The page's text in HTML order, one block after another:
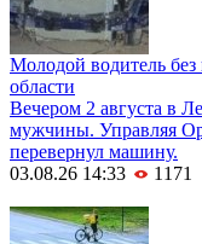
Молодой водитель
области
Вечером 2 августа в
мужчины. Управляя
перевернул машину.
03.08.26 14:33
1171